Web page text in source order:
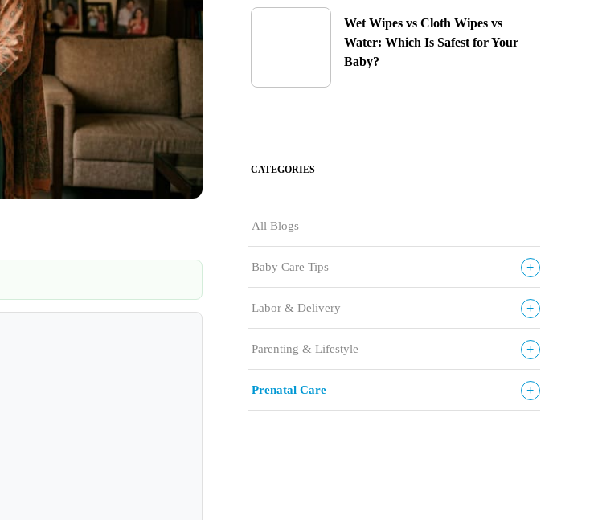
Wet Wipes vs Cloth Wipes vs
Water: Which Is Safest for Your
Baby?
CATEGORIES
All Blogs
Baby Care Tips +
Labor & Delivery +
Parenting & Lifestyle +
Prenatal Care +